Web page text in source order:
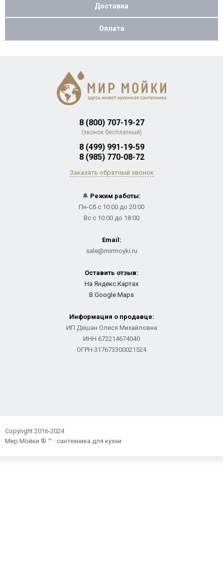
Доставка
Оплата
8 (800) 707-19-27
(звонок бесплатный)
8 (499) 991-19-59
8 (985) 770-08-72
Заказать обратный звонок
🔔 Режим работы:
Пн-Сб с 10:00 до 20:00
Вс с 10:00 до 18:00
Email:
sale@mirmoyki.ru
Оставить отзыв:
На Яндекс.Картах
В Google Maps
Информация о продавце:
ИП Дешан Олеся Михайловна
ИНН 672214674040
ОГРН 317673300021524
Copyright 2016-2024
Мир Мойки ® ™ - сантехника для кухни